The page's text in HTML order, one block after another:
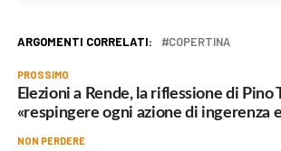
ARGOMENTI CORRELATI: COPERTINA
PROSSIMO
Elezioni a Rende, la riflessione di Pino
«respingere ogni azione di ingerenza
NON PERDERE